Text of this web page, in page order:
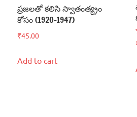
ప్రజలతో కలిసి స్వాతంత్య్రం
కోసం (1920-1947)
₹45.00
Add to cart